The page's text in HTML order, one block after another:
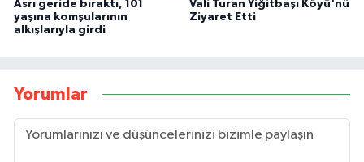
Asrı geride bıraktı, 101
yaşına komşularının
alkışlarıyla girdi
Vali Turan Yiğitbaşı Köyü'nü
Ziyaret Etti
Yorumlar